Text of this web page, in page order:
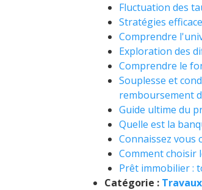
Fluctuation des
Stratégies
Comprendre
Exploration des
Comprendre le
Souplesse et
remboursement
Guide ultime du
Quelle est la
Connaissez vous
Comment choisir
Prêt immobilier :
Catégorie :